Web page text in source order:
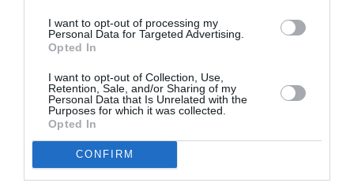
I want to opt-out of processing my
Personal Data for Targeted Advertising.
Opted In
I want to opt-out of Collection, Use,
Retention, Sale, and/or Sharing of my
Personal Data that Is Unrelated with the
Purposes for which it was collected.
Opted In
CONFIRM
μεσογειακό περιβάλλον, από την αρχαιότητα έως σήμερα.»
δημιουργοί της σειράς Greece in Context, σημειώνουν:
«Το Greece in Context δημιουργήθηκε ως ένας χώρος
διαλόγου — μια πρόσκληση να επανεξετάσουμε την Ελλάδα
μέσα από ανθρώπους, ιδέες, αντικείμενα και βιωμένες
εμπειρίες, και να προσεγγίσουμε τον πολιτισμό ως μια